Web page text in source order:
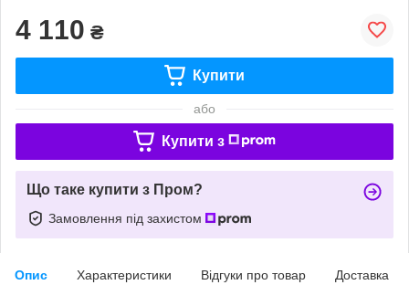
4 110 ₴
Купити
або
Купити з
Що таке купити з Пром?
Замовлення під захистом
Опис Характеристики Відгуки про товар Доставка